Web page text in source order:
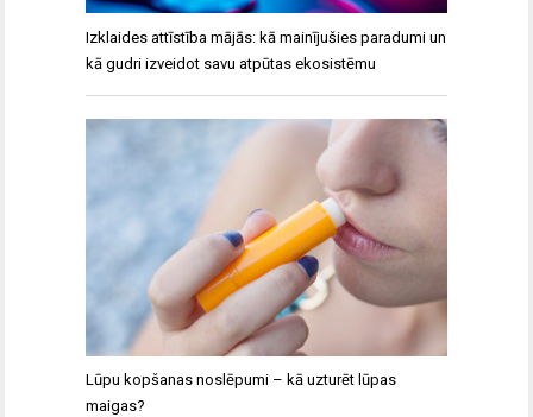
Izklaides attīstība mājās: kā mainījušies paradumi un
kā gudri izveidot savu atpūtas ekosistēmu
Lūpu kopšanas noslēpumi – kā uzturēt lūpas
maigas?